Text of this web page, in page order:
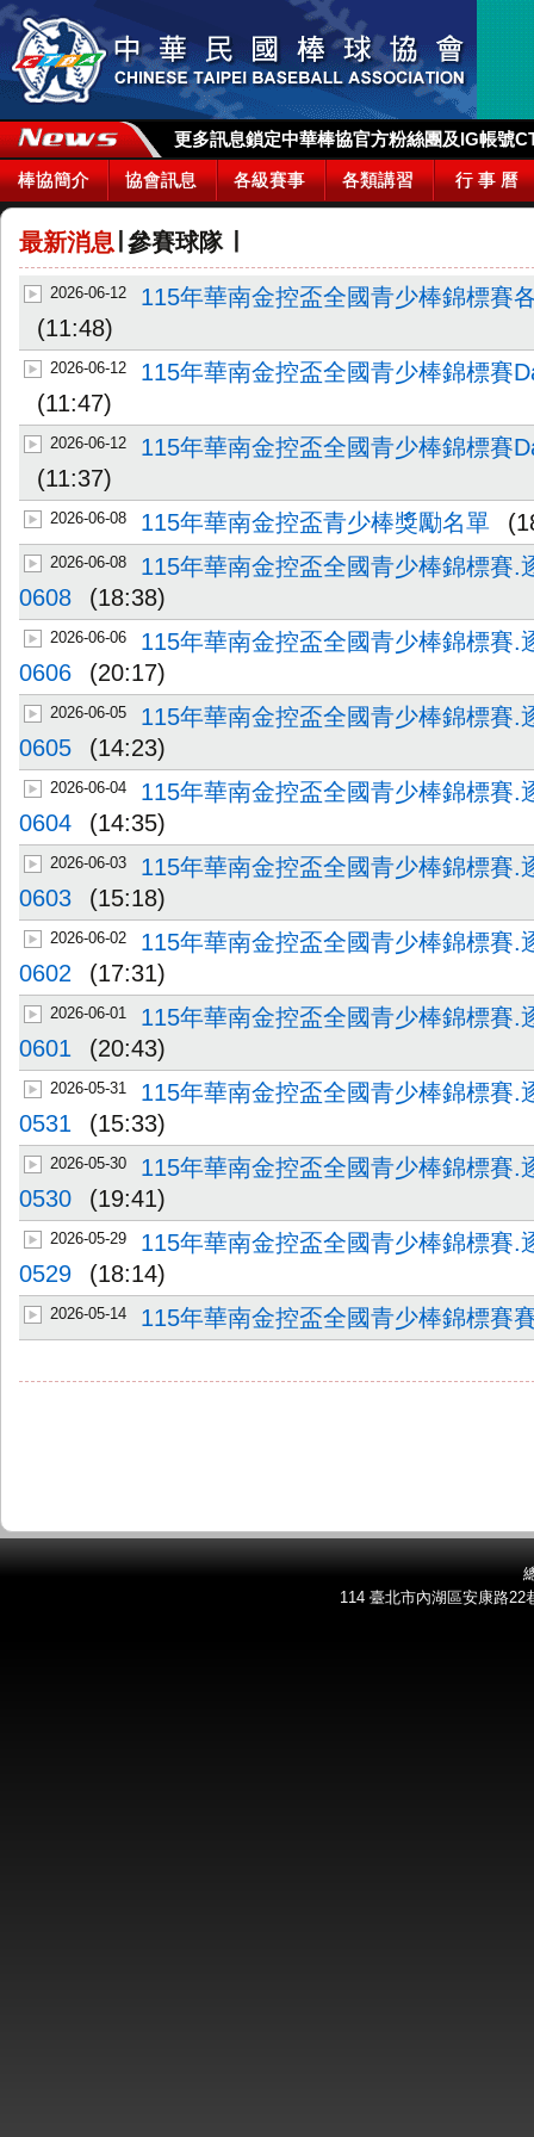
更多訊息鎖定中華棒協官方粉絲團及IG帳號
棒協簡介 協會訊息 各級賽事 各類講習 行 事 曆
最新消息 參賽球隊∣
2026-06-12
115年華南金控盃全國青少棒錦標賽
(11:48)
2026-06-12
115年華南金控盃全國青少棒錦標賽
(11:47)
2026-06-12
115年華南金控盃全國青少棒錦標賽
(11:37)
2026-06-08 115年華南金控盃青少棒獎勵名單
2026-06-08
115年華南金控盃全國青少棒錦標賽.
0608
(18:38)
2026-06-06
115年華南金控盃全國青少棒錦標賽.
0606
(20:17)
2026-06-05
115年華南金控盃全國青少棒錦標賽.
0605
(14:23)
2026-06-04
115年華南金控盃全國青少棒錦標賽.
0604
(14:35)
2026-06-03
115年華南金控盃全國青少棒錦標賽.
0603
(15:18)
2026-06-02
115年華南金控盃全國青少棒錦標賽.
0602
(17:31)
2026-06-01
115年華南金控盃全國青少棒錦標賽.
0601
(20:43)
2026-05-31
115年華南金控盃全國青少棒錦標賽.
0531
(15:33)
2026-05-30
115年華南金控盃全國青少棒錦標賽.
0530
(19:41)
2026-05-29
115年華南金控盃全國青少棒錦標賽.
0529
(18:14)
2026-05-14 115年華南金控盃全國青少棒錦標賽
114 臺北市內湖區安康路22